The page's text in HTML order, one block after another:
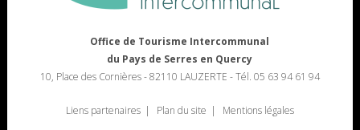
Office de Tourisme Intercommunal
du Pays de Serres en Quercy
10, Place des Cornières - 82110 LAUZERTE - Tél. 05 63 94 61 94
Liens partenaires Plan du site Mentions légales